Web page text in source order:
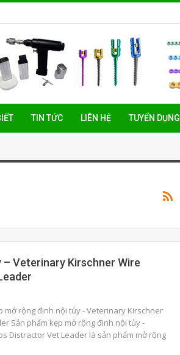
TIN TỨC LIÊN HỆ TUYỂN DỤNG
– Veterinary Kirschner Wire
mở rộng đinh nội tủy - Veterinary Kirschner
Sản phẩm kẹp mở rộng đinh nội tủy -
Distractor Vet Leader là sản phẩm mở rộng